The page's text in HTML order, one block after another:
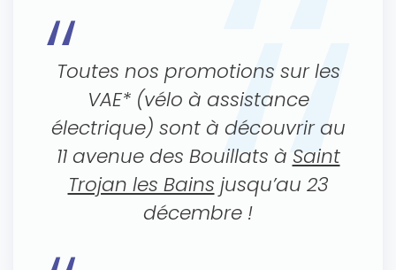
Toutes nos promotions sur les
VAE* (vélo à assistance
électrique) sont à découvrir au
11 avenue des Bouillats à Saint
Trojan les Bains jusqu’au 23
décembre !